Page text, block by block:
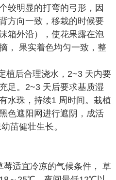
较明显的打弯的弓形，因
方向一致，移栽的时候要
箱外沿），使花果露在泡
， 果实着色均匀一致，整
植后合理浇水，2~3 天内要
足。2~3 天后要求基质湿
水珠，持续1 周时间。栽植
色遮阳网进行遮阴，成活
苗健壮生长。
莓适宜冷凉的气候条件， 草